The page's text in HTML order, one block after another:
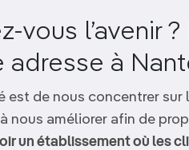
vous l’avenir
adresse à
est de nous concentrer
nous améliorer afin de
un établissement où les